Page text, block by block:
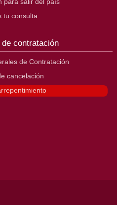
para salir del país
tu consulta
contratación
de Contratación
cancelación